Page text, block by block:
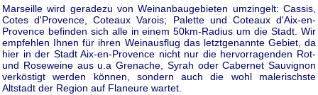
Marseille wird geradezu von Weinanbaugebieten umzingelt: Cassis,
Cotes d'Provence, Coteaux Varois; Palette und Coteaux d'Aix-en-
Provence befinden sich alle in einem 50km-Radius um die Stadt. Wir
empfehlen Ihnen für ihren Weinausflug das letztgenannte Gebiet, da
hier in der Stadt Aix-en-Provence nicht nur die hervorragenden Rot-
und Roseweine aus u.a Grenache, Syrah oder Cabernet Sauvignon
verköstigt werden können, sondern auch die wohl malerischste
Altstadt der Region auf Flaneure wartet.